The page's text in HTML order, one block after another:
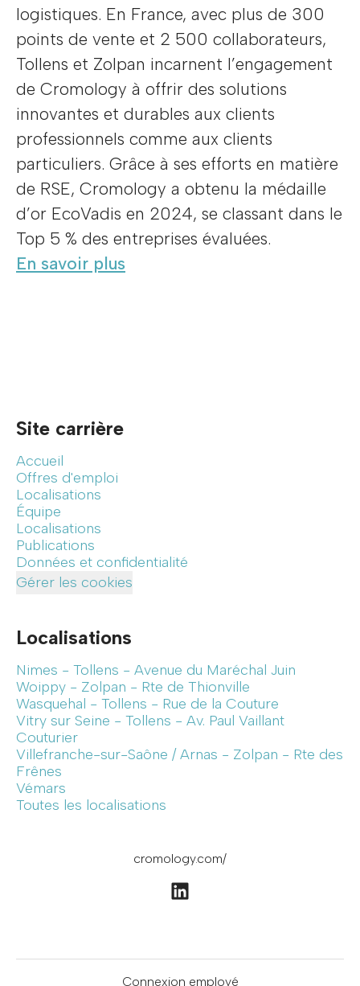
logistiques. En France, avec plus de 300
points de vente et 2 500 collaborateurs,
Tollens et Zolpan incarnent l’engagement
de Cromology à offrir des solutions
innovantes et durables aux clients
professionnels comme aux clients
particuliers. Grâce à ses efforts en matière
de RSE, Cromology a obtenu la médaille
d’or EcoVadis en 2024, se classant dans le
Top 5 % des entreprises évaluées.
En savoir plus
Site carrière
Accueil
Offres d'emploi
Localisations
Équipe
Localisations
Publications
Données et confidentialité
Gérer les cookies
Localisations
Nimes - Tollens - Avenue du Maréchal Juin
Woippy - Zolpan - Rte de Thionville
Wasquehal - Tollens - Rue de la Couture
Vitry sur Seine - Tollens - Av. Paul Vaillant
Couturier
Villefranche-sur-Saône / Arnas - Zolpan - Rte des
Frênes
Vémars
Toutes les localisations
cromology.com/
Connexion employé